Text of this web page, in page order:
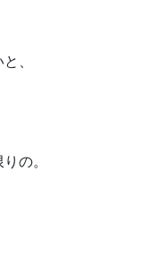
、
の。